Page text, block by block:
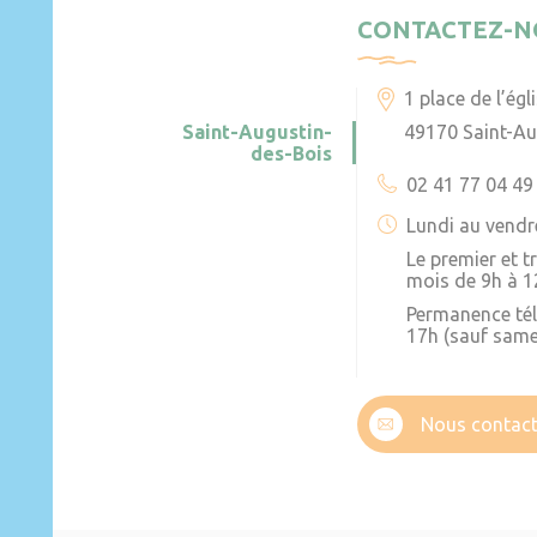
CONTACTEZ-
Saint-Augustin-
des-Bois
1 place de
49170 Saint-
02 41 77 04 49
Lundi au
Le premier et
mois de 9h à
Permanence
17h (sauf
Nous